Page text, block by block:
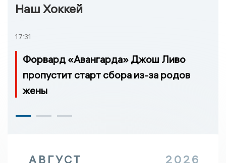
Наш Хоккей
17:31
Форвард «Авангарда» Джош Ливо
пропустит старт сбора из-за родов
жены
АВГУСТ 2026